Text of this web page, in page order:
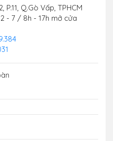
P.11, Q.Gò Vấp, TPHCM
- 7 / 8h - 17h mở cửa